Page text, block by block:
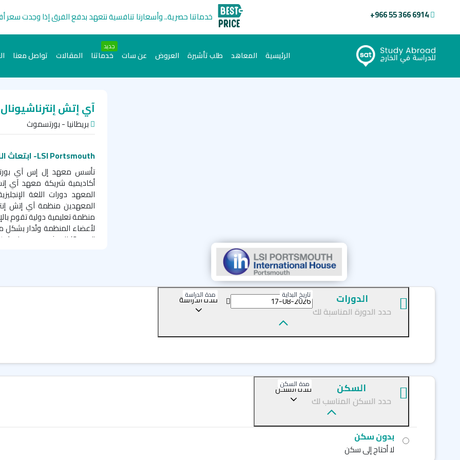
+966 55 366 6914 خدماتنا حصرية.. وأسعارنا تنافسية نتعهد بدفع الفرق إذا وجدت سعر
الرئيسية(current) المعاهد طلب تأشيرة العروض عن سات
جديد
خدماتنا المقالات تواصل معنا
آي إتش
بريطانيا - بورتسموث
LSI Portsmouth- ابتعاث اللغات
أكاديمية شريكة معهد آي
المعهد دورات اللغة
المعهدين منظمة آي إتش
لأعضاء المنظمة وتُدار بشكل
Council) المنشور في مجلة (
أين يقع فرع LSI Portsmouth
يقع فرع معهدPortsmouth
الدورات
حدد الدورة المناسبة لك
تاريخ البداية مدة الدراسة
مدة الدراسة
السكن
حدد السكن المناسب لك
مدة السكن
مدة السكن
بدون سكن
لا أحتاج إلى سكن